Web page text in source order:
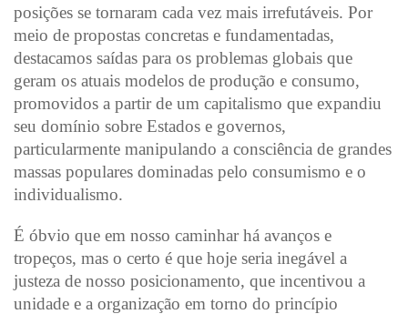
posições se tornaram cada vez mais irrefutáveis. Por
meio de propostas concretas e fundamentadas,
destacamos saídas para os problemas globais que
geram os atuais modelos de produção e consumo,
promovidos a partir de um capitalismo que expandiu
seu domínio sobre Estados e governos,
particularmente manipulando a consciência de grandes
massas populares dominadas pelo consumismo e o
individualismo.
É óbvio que em nosso caminhar há avanços e
tropeços, mas o certo é que hoje seria inegável a
justeza de nosso posicionamento, que incentivou a
unidade e a organização em torno do princípio